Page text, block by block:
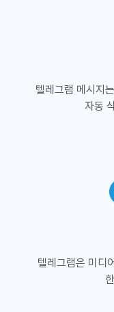
텔레그램 메시지
자동
텔레그램은 미디